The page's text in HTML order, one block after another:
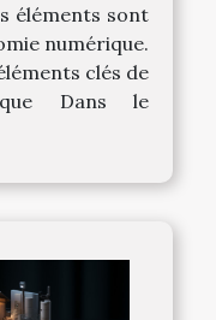
éléments sont
numérique.
clés de
Dans le